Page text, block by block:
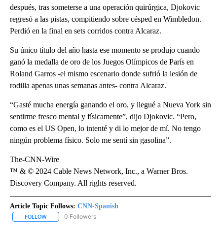
después, tras someterse a una operación quirúrgica, Djokovic
regresó a las pistas, compitiendo sobre césped en Wimbledon.
Perdió en la final en sets corridos contra Alcaraz.
Su único título del año hasta ese momento se produjo cuando
ganó la medalla de oro de los Juegos Olímpicos de París en
Roland Garros -el mismo escenario donde sufrió la lesión de
rodilla apenas unas semanas antes- contra Alcaraz.
“Gasté mucha energía ganando el oro, y llegué a Nueva York sin
sentirme fresco mental y físicamente”, dijo Djokovic. “Pero,
como es el US Open, lo intenté y di lo mejor de mí. No tengo
ningún problema físico. Solo me sentí sin gasolina”.
The-CNN-Wire
™ & © 2024 Cable News Network, Inc., a Warner Bros.
Discovery Company. All rights reserved.
Article Topic Follows: CNN-Spanish
FOLLOW FOLLOW "CNN-SPANISH" TO RECEIVE NOTIFICATIONS ABOUT
0 Followers